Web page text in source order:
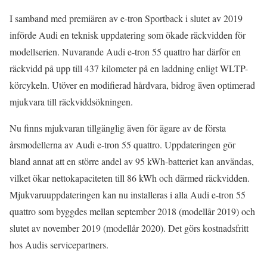
I samband med premiären av e-tron Sportback i slutet av 2019
införde Audi en teknisk uppdatering som ökade räckvidden för
modellserien. Nuvarande Audi e-tron 55 quattro har därför en
räckvidd på upp till 437 kilometer på en laddning enligt WLTP-
körcykeln. Utöver en modifierad hårdvara, bidrog även optimerad
mjukvara till räckviddsökningen.
Nu finns mjukvaran tillgänglig även för ägare av de första
årsmodellerna av Audi e-tron 55 quattro. Uppdateringen gör
bland annat att en större andel av 95 kWh-batteriet kan användas,
vilket ökar nettokapaciteten till 86 kWh och därmed räckvidden.
Mjukvaruuppdateringen kan nu installeras i alla Audi e-tron 55
quattro som byggdes mellan september 2018 (modellår 2019) och
slutet av november 2019 (modellår 2020). Det görs kostnadsfritt
hos Audis servicepartners.